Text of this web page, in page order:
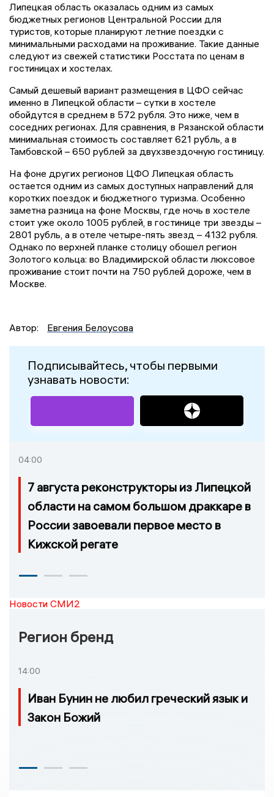
Липецкая область оказалась одним из самых
бюджетных регионов Центральной России для
туристов, которые планируют летние поездки с
минимальными расходами на проживание. Такие данные
следуют из свежей статистики Росстата по ценам в
гостиницах и хостелах.
Самый дешевый вариант размещения в ЦФО сейчас
именно в Липецкой области – сутки в хостеле
обойдутся в среднем в 572 рубля. Это ниже, чем в
соседних регионах. Для сравнения, в Рязанской области
минимальная стоимость составляет 621 рубль, а в
Тамбовской – 650 рублей за двухзвездочную гостиницу.
На фоне других регионов ЦФО Липецкая область
остается одним из самых доступных направлений для
коротких поездок и бюджетного туризма. Особенно
заметна разница на фоне Москвы, где ночь в хостеле
стоит уже около 1005 рублей, в гостинице три звезды –
2801 рубль, а в отеле четыре-пять звезд – 4132 рубля.
Однако по верхней планке столицу обошел регион
Золотого кольца: во Владимирской области люксовое
проживание стоит почти на 750 рублей дороже, чем в
Москве.
Автор: Евгения Белоусова
Подписывайтесь, чтобы первыми
узнавать новости:
04:00
7 августа реконструкторы из Липецкой
области на самом большом драккаре в
России завоевали первое место в
Кижской регате
Новости СМИ2
Регион бренд
14:00
Иван Бунин не любил греческий язык и
Закон Божий